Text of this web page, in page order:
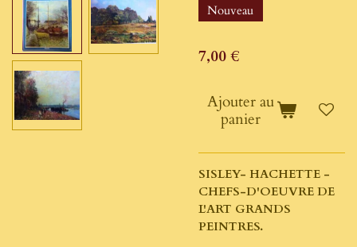
Nouveau
7,00 €
Ajouter au
panier
SISLEY- HACHETTE -
CHEFS-D'OEUVRE DE
L'ART GRANDS
PEINTRES.